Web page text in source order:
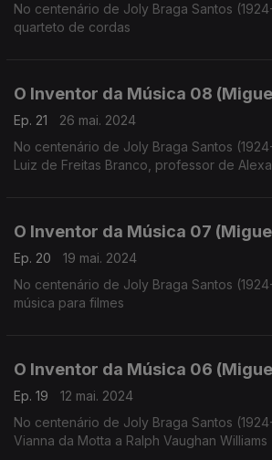
No centenário de Joly Braga Santos
quarteto de cordas
O Inventor da Música 08
Ep. 21
26 mai. 2024
No centenário de Joly Braga Santos
Luiz de Freitas Branco, professor de
O Inventor da Música 07
Ep. 20
19 mai. 2024
No centenário de Joly Braga Santos
música para filmes
O Inventor da Música 06
Ep. 19
12 mai. 2024
No centenário de Joly Braga Santos
Vianna da Motta a Ralph Vaughan Williams